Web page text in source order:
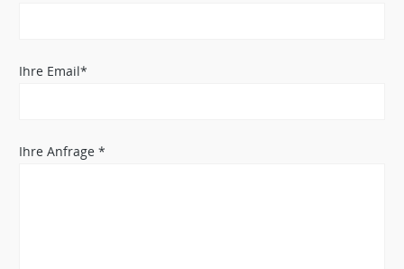
Ihre Email*
Ihre Anfrage *